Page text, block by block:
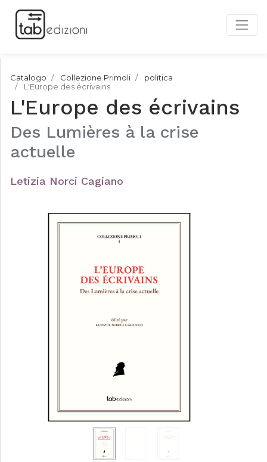
Catalogo Collezione Primoli
politica
L'Europe des écrivains
L'Europe des écrivains
Des Lumières à la crise
actuelle
Letizia Norci Cagiano